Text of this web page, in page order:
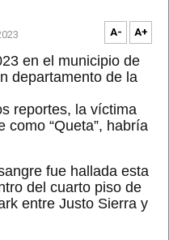
A- A+
en el municipio de
departamento de la
reportes, la víctima
como “Queta”, habría
fue hallada esta
del cuarto piso de
entre Justo Sierra y